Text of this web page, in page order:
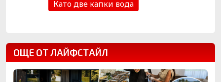
Като две капки вода
ОЩЕ ОТ ЛАЙФСТАЙЛ